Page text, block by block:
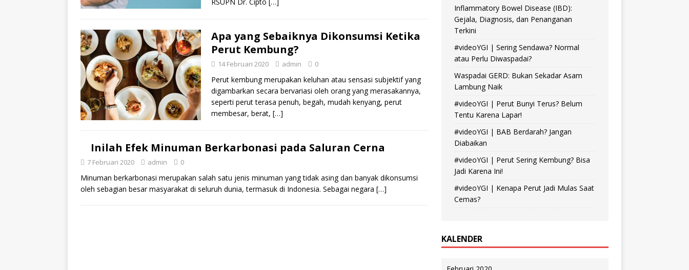
Apa yang Sebaiknya Dikonsumsi Ketika
Perut Kembung?
14 Februari 2020 admin 0
Perut kembung merupakan keluhan atau sensasi subjektif yang
digambarkan secara bervariasi oleh orang yang merasakannya,
seperti perut terasa penuh, begah, mudah kenyang, perut
membesar, berat, […]
Inilah Efek Minuman Berkarbonasi pada Saluran Cerna
7 Februari 2020 admin 0
Minuman berkarbonasi merupakan salah satu jenis minuman yang tidak asing dan banyak dikonsumsi
oleh sebagian besar masyarakat di seluruh dunia, termasuk di Indonesia. Sebagai negara […]
Inflammatory Bowel Disease (IBD):
Gejala, Diagnosis, dan Penanganan
Terkini
#videoYGI | Sering Sendawa? Normal
atau Perlu Diwaspadai?
Waspadai GERD: Bukan Sekadar Asam
Lambung Naik
#videoYGI | Perut Bunyi Terus? Belum
Tentu Karena Lapar!
#videoYGI | BAB Berdarah? Jangan
Diabaikan
#videoYGI | Perut Sering Kembung? Bisa
Jadi Karena Ini!
#videoYGI | Kenapa Perut Jadi Mulas Saat
Cemas?
KALENDER